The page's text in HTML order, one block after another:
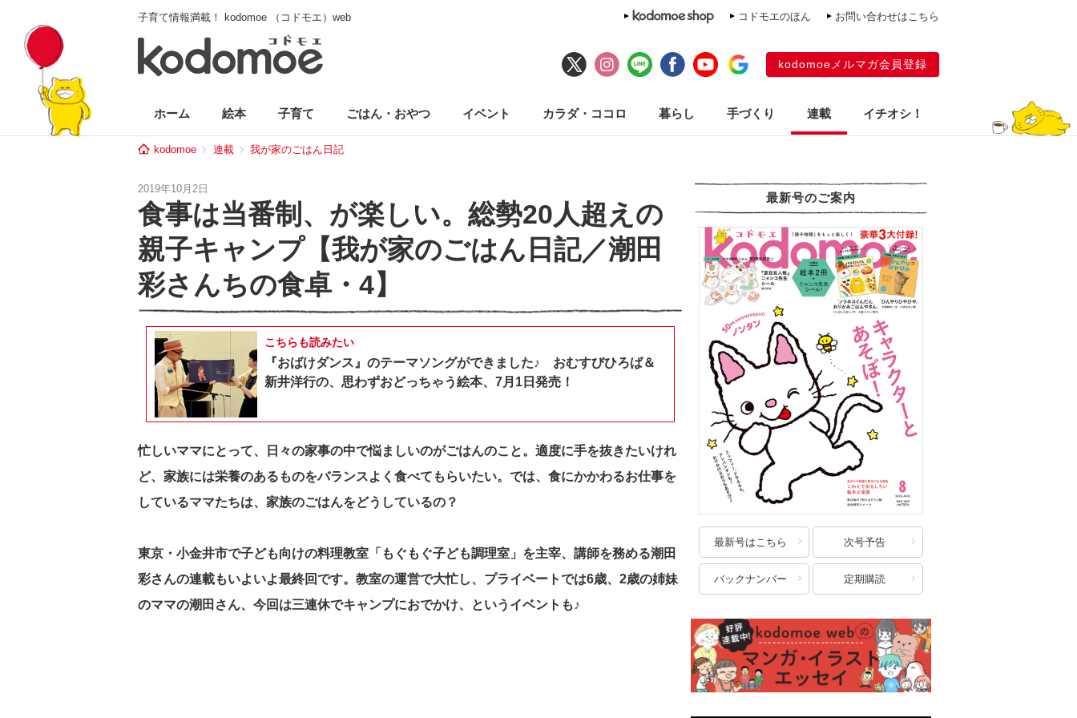
子育て情報満載！ kodomoe （コドモエ）web コドモエのほん お問い合わせはこちら
kodomoeメルマガ会員登録
ホーム 絵本 子育て ごはん・おやつ イベント カラダ・ココロ 暮らし 手づくり 連載 イチオシ！
kodomoe 連載 我が家のごはん日記
2019年10月2日
食事は当番制、が楽しい。総勢20人超えの
親子キャンプ【我が家のごはん日記／潮田
彩さんちの食卓・4】
こちらも読みたい
『おばけダンス』のテーマソングができました♪ おむすびひろば＆
新井洋行の、思わずおどっちゃう絵本、7月1日発売！
忙しいママにとって、日々の家事の中で悩ましいのがごはんのこと。適度に手を抜きたいけれ
ど、家族には栄養のあるものをバランスよく食べてもらいたい。では、食にかかわるお仕事を
しているママたちは、家族のごはんをどうしているの？
東京・小金井市で子ども向けの料理教室「もぐもぐ子ども調理室」を主宰、講師を務める潮田
彩さんの連載もいよいよ最終回です。教室の運営で大忙し、プライベートでは6歳、2歳の姉妹
のママの潮田さん、今回は三連休でキャンプにおでかけ、というイベントも♪
最新号のご案内
最新号はこちら 次号予告
バックナンバー 定期購読